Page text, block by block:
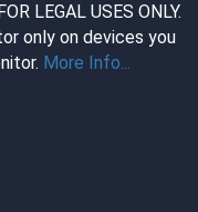
LEGAL USES ONLY.
only on devices you
More Info...